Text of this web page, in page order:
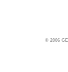
© 2006